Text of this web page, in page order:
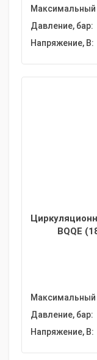
Максимальный
Давление, бар:
Напряжение, В:
BQQE
Максимальный
Давление, бар:
Напряжение, В: